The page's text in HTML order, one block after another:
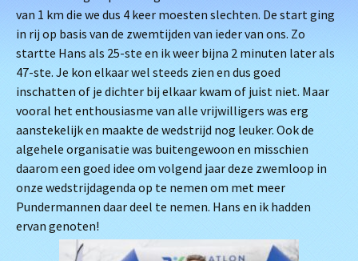
van 1 km die we dus 4 keer moesten slechten. De start ging
in rij op basis van de zwemtijden van ieder van ons. Zo
startte Hans als 25-ste en ik weer bijna 2 minuten later als
47-ste. Je kon elkaar wel steeds zien en dus goed
inschatten of je dichter bij elkaar kwam of juist niet. Maar
vooral het enthousiasme van alle vrijwilligers was erg
aanstekelijk en maakte de wedstrijd nog leuker. Ook de
algehele organisatie was buitengewoon en misschien
daarom een goed idee om volgend jaar deze zwemloop in
onze wedstrijdagenda op te nemen om met meer
Pundermannen daar deel te nemen. Hans en ik hadden
ervan genoten!